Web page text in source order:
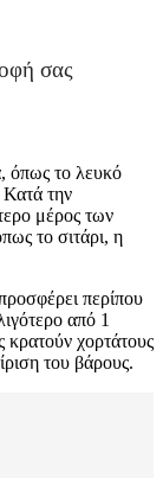
σας
όπως το λευκό
Κατά την
μέρος των
το σιτάρι, η
περίπου
από 1
χορτάτους
του βάρους.